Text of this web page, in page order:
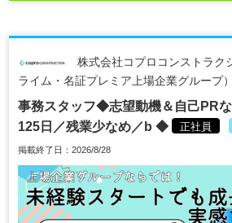
株式会社コプロコンストラク
ライム・名証プレミア上場企業グループ）
事務スタッフ◆志望動機＆自己PR
125日／残業少なめ／b ◆
正社員
掲載終了日：2026/8/28